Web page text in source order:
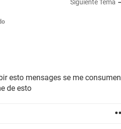
Siguiente Tema
esto mensages se me consumen
de esto